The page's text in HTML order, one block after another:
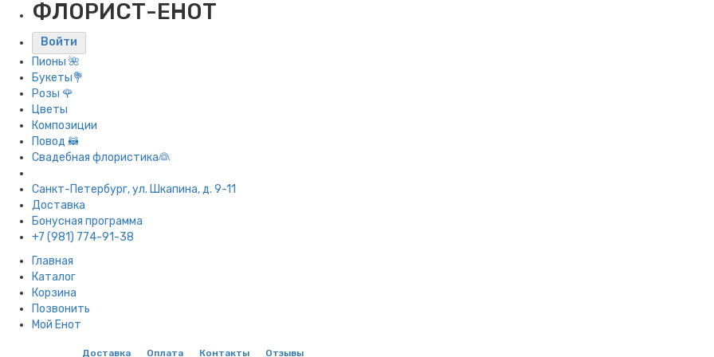
ФЛОРИСТ-ЕНОТ
Войти
Пионы 🌺
Букеты💐
Розы 🌹
Цветы
Композиции
Повод 🦝
Свадебная флористика👰
Санкт-Петербург, ул. Шкапина, д. 9-11
Доставка
Бонусная программа
+7 (981) 774-91-38
Главная
Каталог
Корзина
Позвонить
Мой Енот
Доставка Оплата Контакты Отзывы